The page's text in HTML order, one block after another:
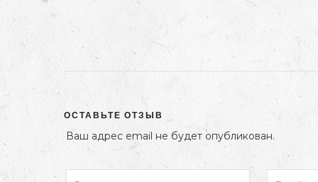
ОСТАВЬТЕ ОТЗЫВ
Ваш адрес email не будет опубликован.